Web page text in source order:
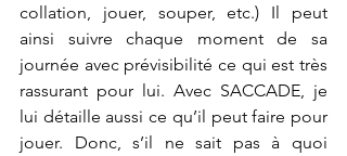
collation, jouer, souper, etc.) Il peut
ainsi suivre chaque moment de sa
journée avec prévisibilité ce qui est très
rassurant pour lui. Avec SACCADE, je
lui détaille aussi ce qu’il peut faire pour
jouer. Donc, s’il ne sait pas à quoi